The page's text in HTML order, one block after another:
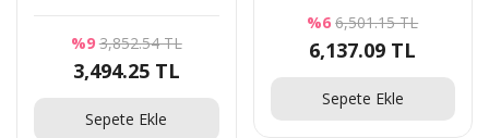
%9 3,852.54 TL
3,494.25 TL
Sepete Ekle
%6 6,501.15 TL
6,137.09 TL
Sepete Ekle